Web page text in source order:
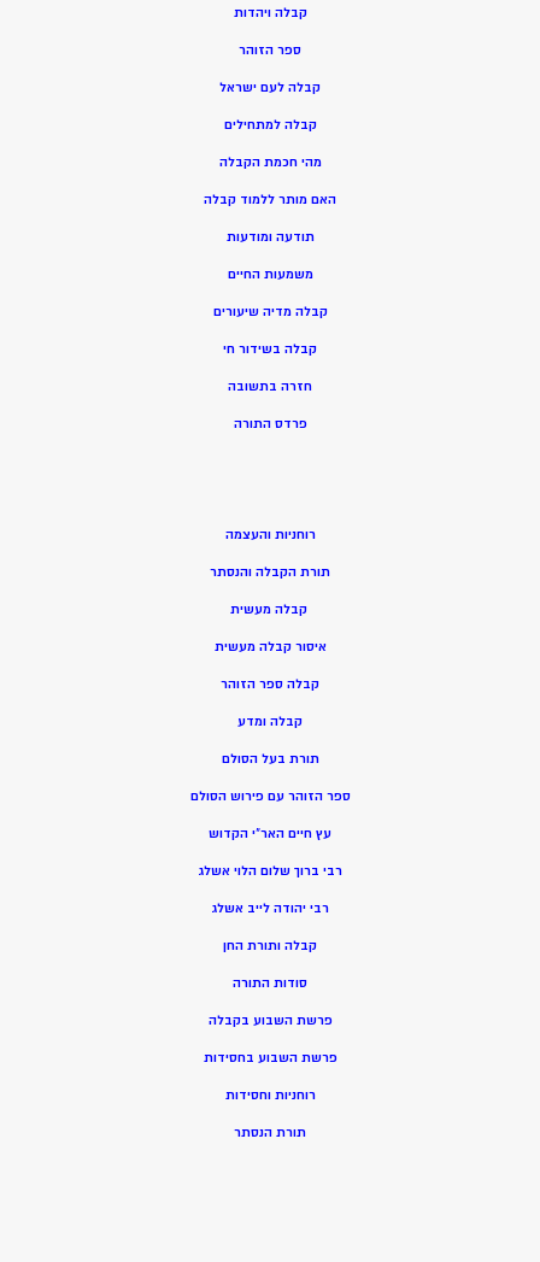
קבלה ויהדות
ספר הזוהר
קבלה לעם ישראל
קבלה למתחילים
מהי חכמת הקבלה
האם מותר ללמוד קבלה
תודעה ומודעות
משמעות החיים
קבלה מדיה שיעורים
קבלה בשידור חי
חזרה בתשובה
פרדס התורה
רוחניות והעצמה
תורת הקבלה והנסתר
קבלה מעשית
איסור קבלה מעשית
קבלה ספר הזוהר
קבלה ומדע
תורת בעל הסולם
ספר הזוהר עם פירוש הסולם
עץ חיים האר”י הקדוש
רבי ברוך שלום הלוי אשלג
רבי יהודה לייב אשלג
קבלה ותורת החן
סודות התורה
פרשת השבוע בקבלה
פרשת השבוע בחסידות
רוחניות וחסידות
תורת הנסתר